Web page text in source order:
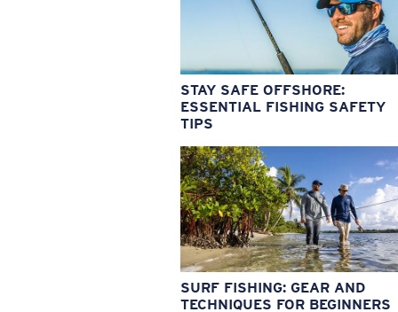
STAY SAFE OFFSHORE:
ESSENTIAL FISHING SAFETY
TIPS
SURF FISHING: GEAR AND
TECHNIQUES FOR BEGINNERS